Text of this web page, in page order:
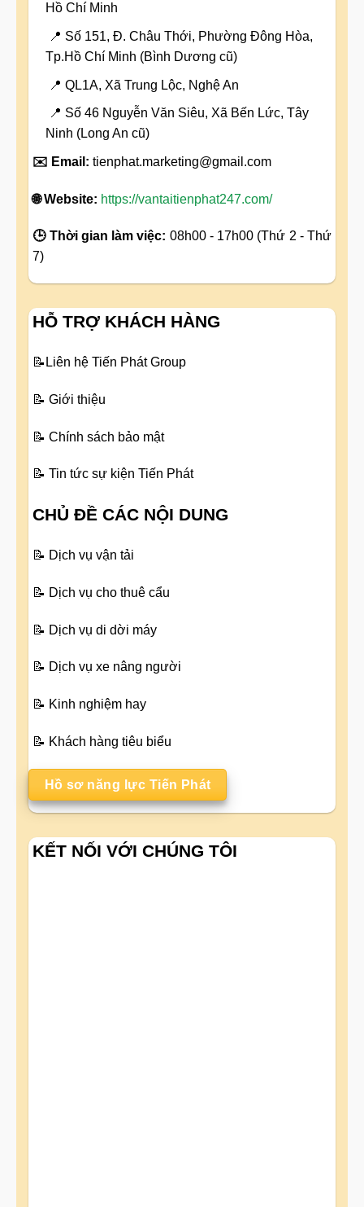
Hồ Chí Minh
📍 Số 151, Đ. Châu Thới, Phường Đông Hòa,
Tp.Hồ Chí Minh (Bình Dương cũ)
📍 QL1A, Xã Trung Lộc, Nghệ An
📍 Số 46 Nguyễn Văn Siêu, Xã Bến Lức, Tây
Ninh (Long An cũ)
✉️ Email: tienphat.marketing@gmail.com
🌐 Website: https://vantaitienphat247.com/
🕒 Thời gian làm việc: 08h00 - 17h00 (Thứ 2 - Thứ
7)
HỖ TRỢ KHÁCH HÀNG
📝 Liên hệ Tiến Phát Group
📝 Giới thiệu
📝 Chính sách bảo mật
📝 Tin tức sự kiện Tiến Phát
CHỦ ĐỀ CÁC NỘI DUNG
📝 Dịch vụ vận tải
📝 Dịch vụ cho thuê cẩu
📝 Dịch vụ di dời máy
📝 Dịch vụ xe nâng người
📝 Kinh nghiệm hay
📝 Khách hàng tiêu biểu
Hồ sơ năng lực Tiến Phát
KẾT NỐI VỚI CHÚNG TÔI